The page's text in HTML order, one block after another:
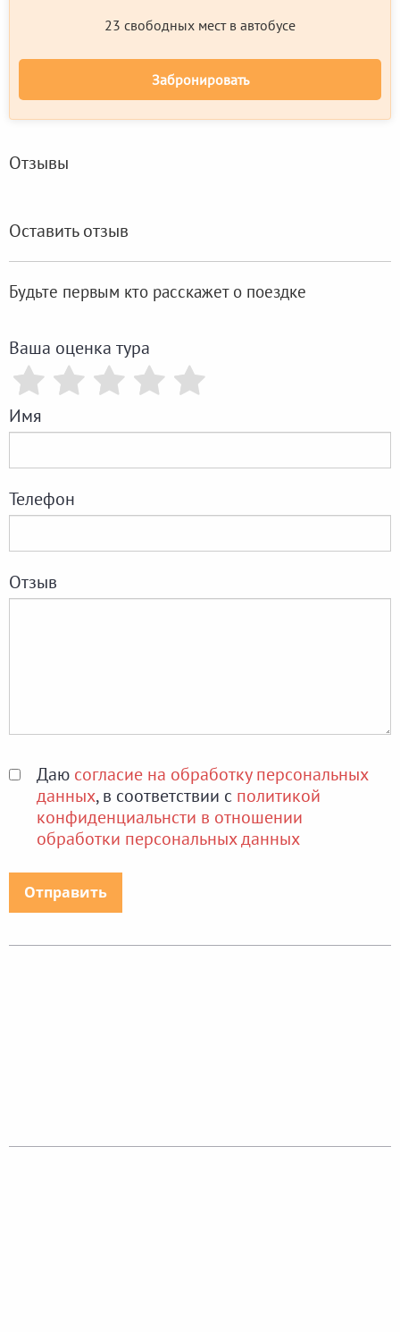
23 свободных мест в автобусе
Забронировать
Отзывы
Оставить отзыв
Будьте первым кто расскажет о поездке
Ваша оценка тура
Имя
Телефон
Отзыв
Даю согласие на обработку персональных
данных, в соответствии с политикой
конфиденциальнсти в отношении
обработки персональных данных